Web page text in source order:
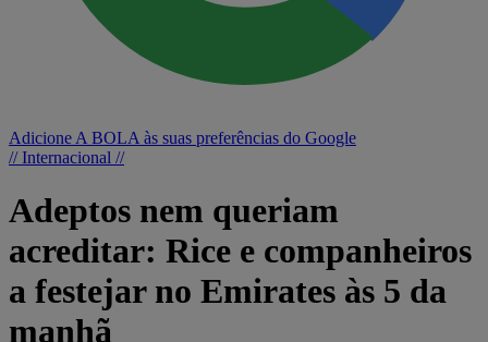
Adicione A BOLA às suas preferências do Google
// Internacional //
Adeptos nem queriam
acreditar: Rice e companheiros
a festejar no Emirates às 5 da
manhã